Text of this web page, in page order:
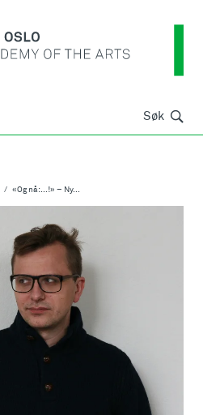
Søk Søk
«Og nå:...!» – Ny...